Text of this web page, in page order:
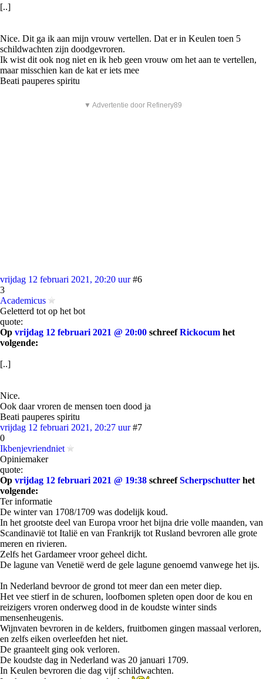
[..]
Nice. Dit ga ik aan mijn vrouw vertellen. Dat er in Keulen toen 5
schildwachten zijn doodgevroren.
Ik wist dit ook nog niet en ik heb geen vrouw om het aan te vertellen,
maar misschien kan de kat er iets mee
Beati pauperes spiritu
▼ Advertentie door Refinery89
vrijdag 12 februari 2021, 20:20 uur #6
3
Academicus
Geletterd tot op het bot
quote:
Op vrijdag 12 februari 2021 @ 20:00 schreefRickocum het
volgende:
[..]
Nice.
Ook daar vroren de mensen toen dood ja
Beati pauperes spiritu
vrijdag 12 februari 2021, 20:27 uur #7
0
Ikbenjevriendniet
Opiniemaker
quote:
Op vrijdag 12 februari 2021 @ 19:38 schreefScherpschutter het
volgende:
Ter informatie
De winter van 1708/1709 was dodelijk koud.
In het grootste deel van Europa vroor het bijna drie volle maanden, van
Scandinavië tot Italië en van Frankrijk tot Rusland bevroren alle grote
meren en rivieren.
Zelfs het Gardameer vroor geheel dicht.
De lagune van Venetië werd de gele lagune genoemd vanwege het ijs.
In Nederland bevroor de grond tot meer dan een meter diep.
Het vee stierf in de schuren, loofbomen spleten open door de kou en
reizigers vroren onderweg dood in de koudste winter sinds
mensenheugenis.
Wijnvaten bevroren in de kelders, fruitbomen gingen massaal verloren,
en zelfs eiken overleefden het niet.
De graanteelt ging ook verloren.
De koudste dag in Nederland was 20 januari 1709.
In Keulen bevroren die dag vijf schildwachten.